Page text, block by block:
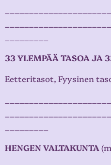
33 YLEMPÄÄ TASOA JA
Eetteritasot, Fyysinen
HENGEN VALTAKUNTA